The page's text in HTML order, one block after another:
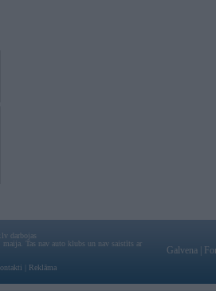
darbojas
maija. Tas nav auto klubs un nav saistīts ar
Reklāma
Galvena